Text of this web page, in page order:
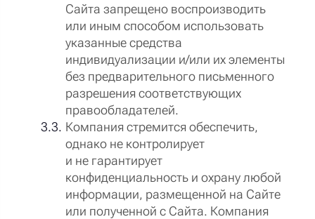
Сайта запрещено воспроизводить
или иным способом использовать
указанные средства
индивидуализации и/или их элементы
без предварительного письменного
разрешения соответствующих
правообладателей.
Компания стремится обеспечить,
однако не контролирует
и не гарантирует
конфиденциальность и охрану любой
информации, размещенной на Сайте
или полученной с Сайта. Компания